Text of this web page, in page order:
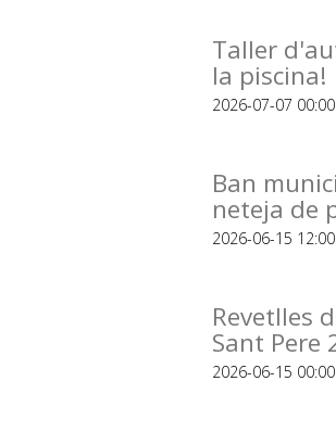
Taller
la piscina!
2026-07-07
Ban
neteja de
2026-06-15
Revetlles
Sant Pere
2026-06-15